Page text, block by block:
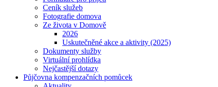
Ceník služeb
Fotografie domova
Ze života v Domově
2026
Uskutečněné akce a aktivity (2025)
Dokumenty služby
Virtuální prohlídka
Nejčastější dotazy
Půjčovna kompenzačních pomůcek